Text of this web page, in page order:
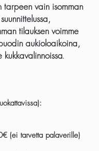
tarpeen vain isomman
tilauksen voimme
aukioloaikoina,
.
(ei tarvetta palaverille)